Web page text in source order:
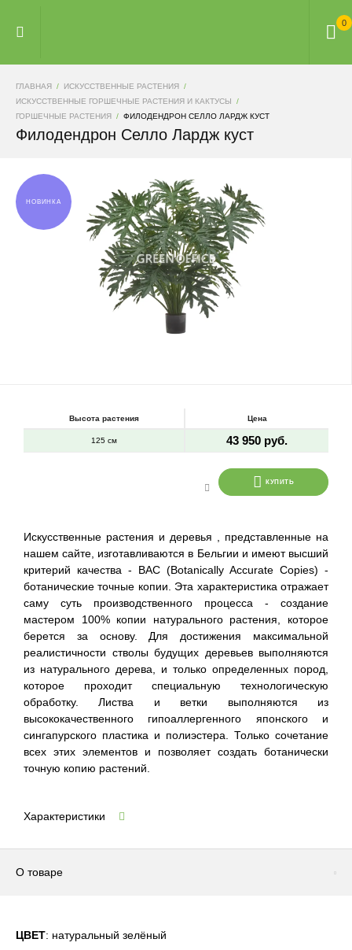
0
ГЛАВНАЯ
ИСКУССТВЕННЫЕ РАСТЕНИЯ
ИСКУССТВЕННЫЕ ГОРШЕЧНЫЕ РАСТЕНИЯ И КАКТУСЫ
ГОРШЕЧНЫЕ РАСТЕНИЯ
ФИЛОДЕНДРОН СЕЛЛО ЛАРДЖ КУСТ
Филодендрон Селло Лардж куст
НОВИНКА
Высота растения Цена
125 см 43 950 руб.
КУПИТЬ
Искусственные растения и деревья , представленные на
нашем сайте, изготавливаются в Бельгии и имеют высший
критерий качества - BAC (Botanically Accurate Copies) -
ботанические точные копии. Эта характеристика отражает
саму суть производственного процесса - создание
мастером 100% копии натурального растения, которое
берется за основу. Для достижения максимальной
реалистичности стволы будущих деревьев выполняются
из натурального дерева, и только определенных пород,
которое проходит специальную технологическую
обработку. Листва и ветки выполняются из
высококачественного гипоаллергенного японского и
сингапурского пластика и полиэстера. Только сочетание
всех этих элементов и позволяет создать ботанически
точную копию растений.
Характеристики
О товаре
ЦВЕТ: натуральный зелёный